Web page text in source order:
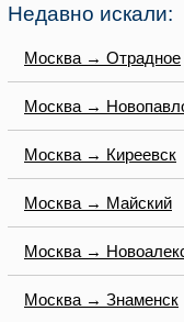
Недавно искали:
Москва → Отрадное
Москва →
Москва → Киреевск
Москва → Майский
Москва →
Москва → Знаменск